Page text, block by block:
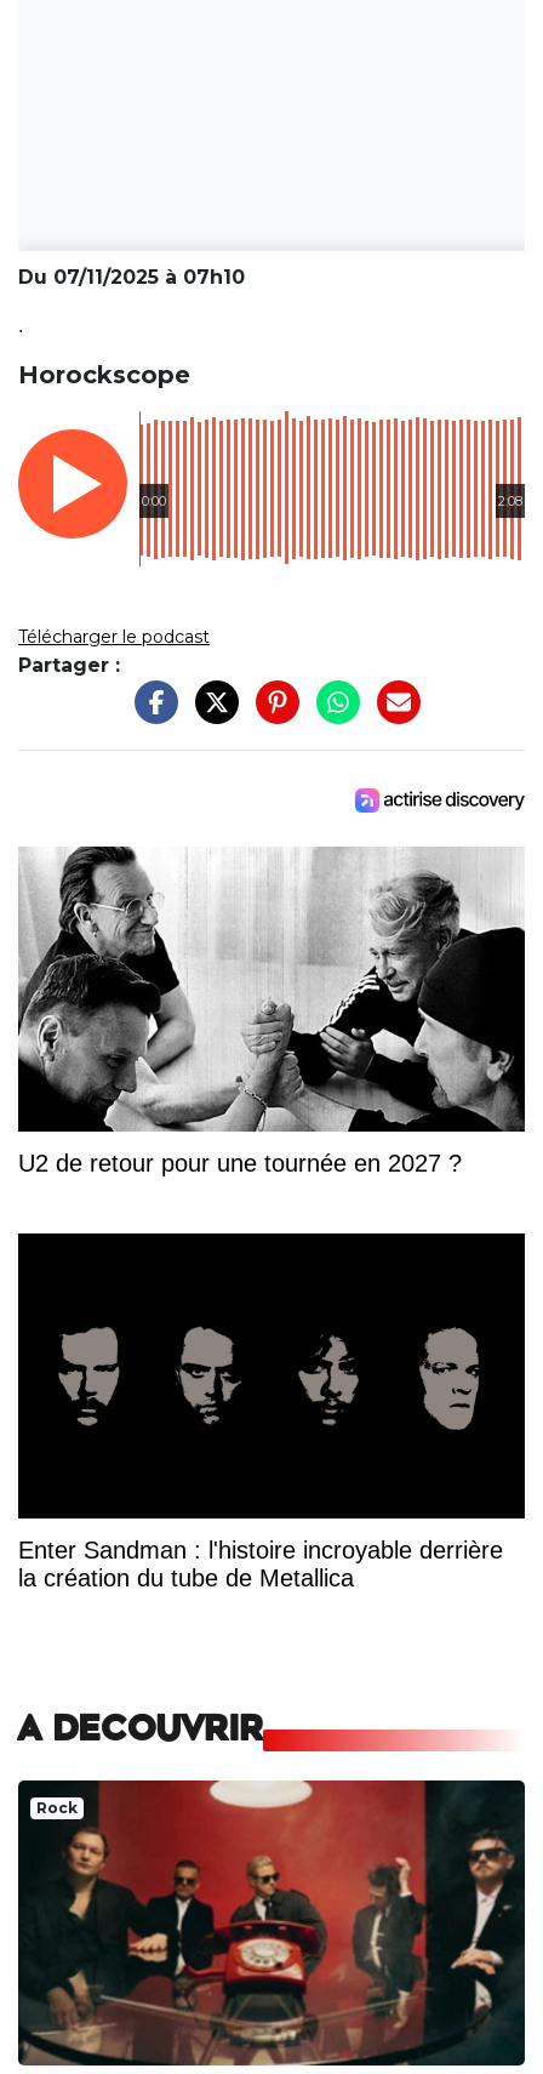
Du 07/11/2025 à 07h10
.
Horockscope
0:00 2:08
Télécharger le podcast
Partager :
U2 de retour pour une tournée en 2027 ?
Enter Sandman : l'histoire incroyable derrière
la création du tube de Metallica
A DECOUVRIR
Rock